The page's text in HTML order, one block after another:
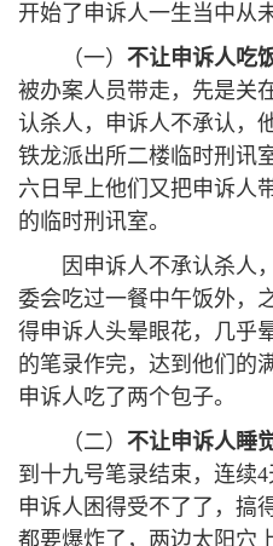
开始了申诉人一生当中从
（一） 不让申诉人吃饭
被办案人员带走，先是关
认杀人，申诉人不承认，
铁龙派出所二楼临时刑讯
六日早上他们又把申诉人
的临时刑讯室。
因申诉人不承认杀人
委会吃过一餐中午饭外，
得申诉人头晕眼花，几乎
的笔录作完，达到他们的
申诉人吃了两个包子。
（二） 不让申诉人睡觉
到十九号笔录结束，连续4
申诉人困得受不了了，搞
都要爆炸了，两边太阳穴